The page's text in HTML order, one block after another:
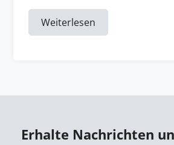
Weiterlesen
Erhalte Nachrichten